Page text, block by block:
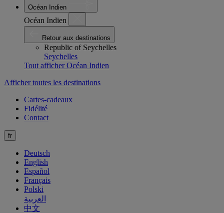
Océan Indien
Océan Indien
Retour aux destinations
Republic of Seychelles
Seychelles
Tout afficher Océan Indien
Afficher toutes les destinations
Cartes-cadeaux
Fidélité
Contact
fr
Deutsch
English
Español
Français
Polski
العربية
中文